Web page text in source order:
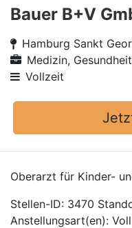
Bauer B+V
Hamburg Sankt
Medizin,
Vollzeit
Oberarzt für Kinder-
Stellen-ID: 3470
Anstellungsart(en):